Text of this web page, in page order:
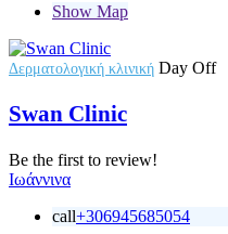
Show Map
Δερματολογική κλινική Day Off
Swan Clinic
Be the first to review!
Ιωάννινα
call+306945685054